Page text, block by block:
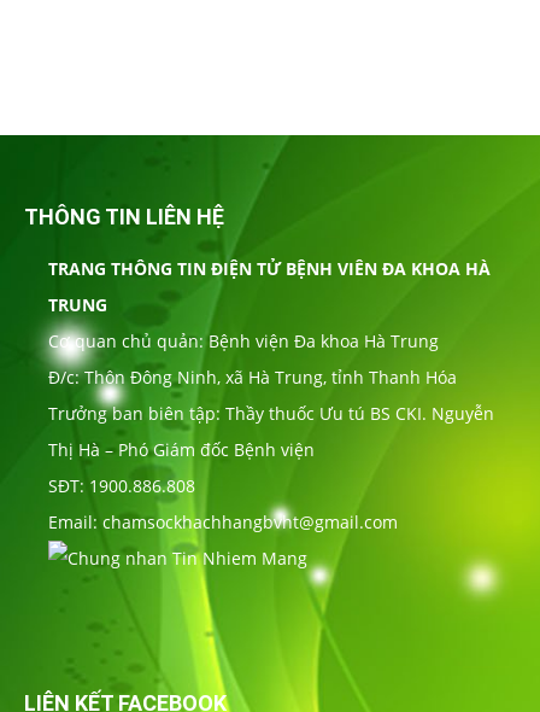
THÔNG TIN LIÊN HỆ
TRANG THÔNG TIN ĐIỆN TỬ BỆNH VIÊN ĐA KHOA HÀ
TRUNG
Cơ quan chủ quản: Bệnh viện Đa khoa Hà Trung
Đ/c: Thôn Đông Ninh, xã Hà Trung, tỉnh Thanh Hóa
Trưởng ban biên tập: Thầy thuốc Ưu tú BS CKI. Nguyễn
Thị Hà – Phó Giám đốc Bệnh viện
SĐT: 1900.886.808
Email: chamsockhachhangbvht@gmail.com
LIÊN KẾT FACEBOOK